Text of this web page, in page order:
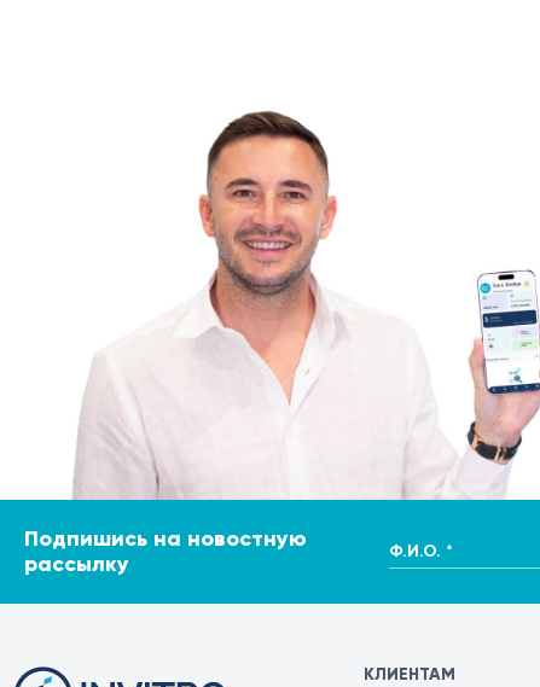
Подпишись на новостную
рассылку
Ф.И.О. *
КЛИЕНТАМ